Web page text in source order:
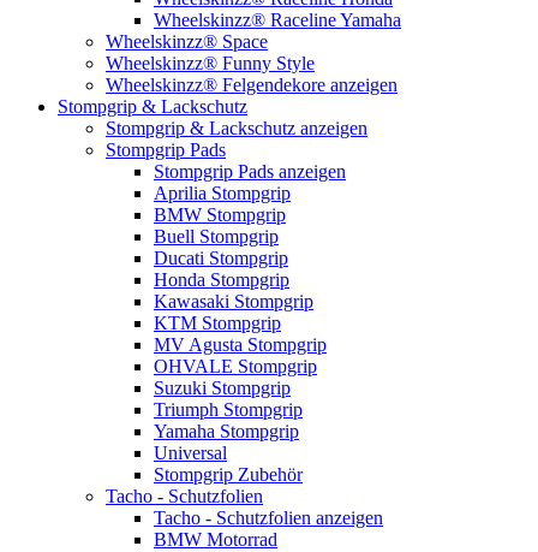
Wheelskinzz® Raceline Yamaha
Wheelskinzz® Space
Wheelskinzz® Funny Style
Wheelskinzz® Felgendekore anzeigen
Stompgrip & Lackschutz
Stompgrip & Lackschutz anzeigen
Stompgrip Pads
Stompgrip Pads anzeigen
Aprilia Stompgrip
BMW Stompgrip
Buell Stompgrip
Ducati Stompgrip
Honda Stompgrip
Kawasaki Stompgrip
KTM Stompgrip
MV Agusta Stompgrip
OHVALE Stompgrip
Suzuki Stompgrip
Triumph Stompgrip
Yamaha Stompgrip
Universal
Stompgrip Zubehör
Tacho - Schutzfolien
Tacho - Schutzfolien anzeigen
BMW Motorrad